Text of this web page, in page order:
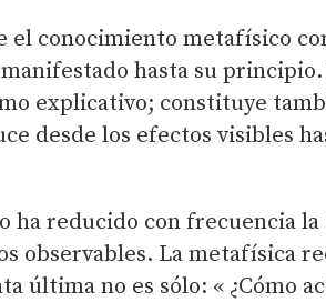
el conocimiento metafísico
hasta su principio.
explicativo; constituye
desde los efectos visibles
ha reducido con frecuencia la
observables. La metafísica
última no es sólo: « ¿Cómo